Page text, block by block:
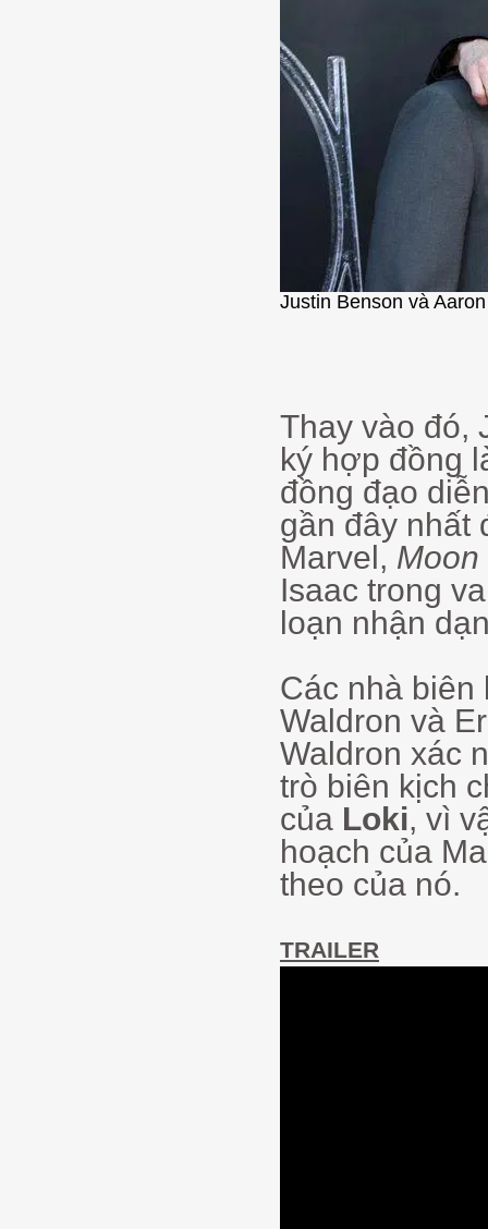
Justin Benson và
Thay vào đó,
ký hợp đồng
đồng đạo
gần đây nhất
Marvel, Moon
Isaac trong
loạn nhận
Các nhà biên
Waldron và
Waldron xác
trò biên kịch
của Loki, vì
hoạch của
theo của nó.
TRAILER